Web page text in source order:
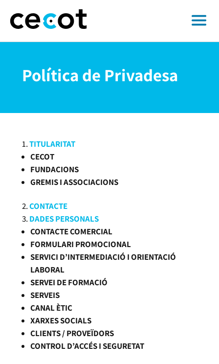
Política de Privadesa
TITULARITAT
CECOT
FUNDACIONS
GREMIS I ASSOCIACIONS
CONTACTE
DADES PERSONALS
CONTACTE COMERCIAL
FORMULARI PROMOCIONAL
SERVICI D’INTERMEDIACIÓ I ORIENTACIÓ
LABORAL
SERVEI DE FORMACIÓ
SERVEIS
CANAL ÈTIC
XARXES SOCIALS
CLIENTS / PROVEÏDORS
CONTROL D’ACCÉS I SEGURETAT